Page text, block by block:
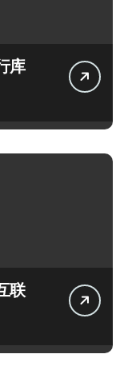
库
联